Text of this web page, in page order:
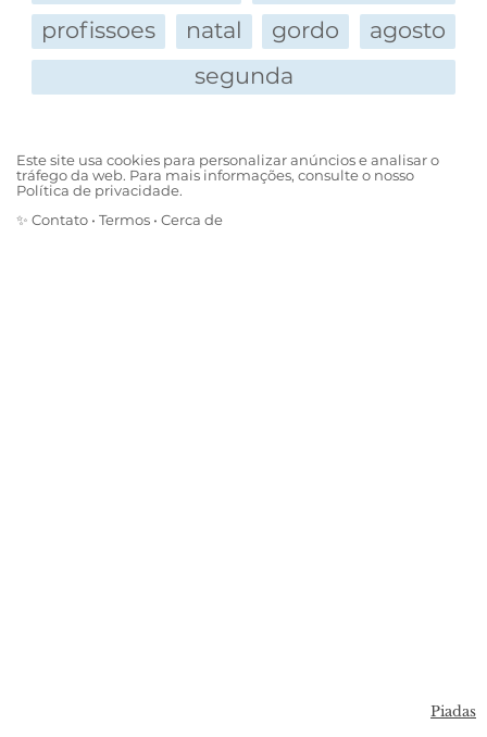
profissoes
natal gordo
agosto
segunda
Piadas
Este site usa cookies para personalizar anúncios e analisar o
tráfego da web. Para mais informações, consulte o nosso
Política de privacidade.
✨ Contato • Termos • Cerca de